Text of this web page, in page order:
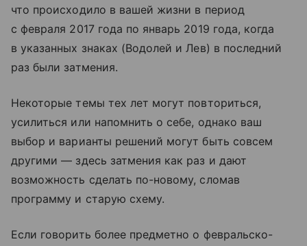
что происходило в вашей жизни в период
с февраля 2017 года по январь 2019 года, когда
в указанных знаках (Водолей и Лев) в последний
раз были затмения.
Некоторые темы тех лет могут повториться,
усилиться или напомнить о себе, однако ваш
выбор и варианты решений могут быть совсем
другими — здесь затмения как раз и дают
возможность сделать по-новому, сломав
программу и старую схему.
Если говорить более предметно о февральско-